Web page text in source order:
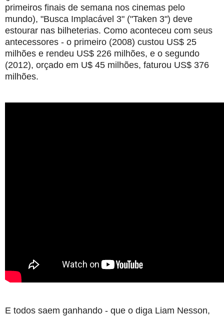
primeiros finais de semana nos cinemas pelo
mundo), "Busca Implacável 3" ("Taken 3") deve
estourar nas bilheterias. Como aconteceu com seus
antecessores - o primeiro (2008) custou US$ 25
milhões e rendeu US$ 226 milhões, e o segundo
(2012), orçado em U$ 45 milhões, faturou US$ 376
milhões.
E todos saem ganhando - que o diga Liam Nesson,